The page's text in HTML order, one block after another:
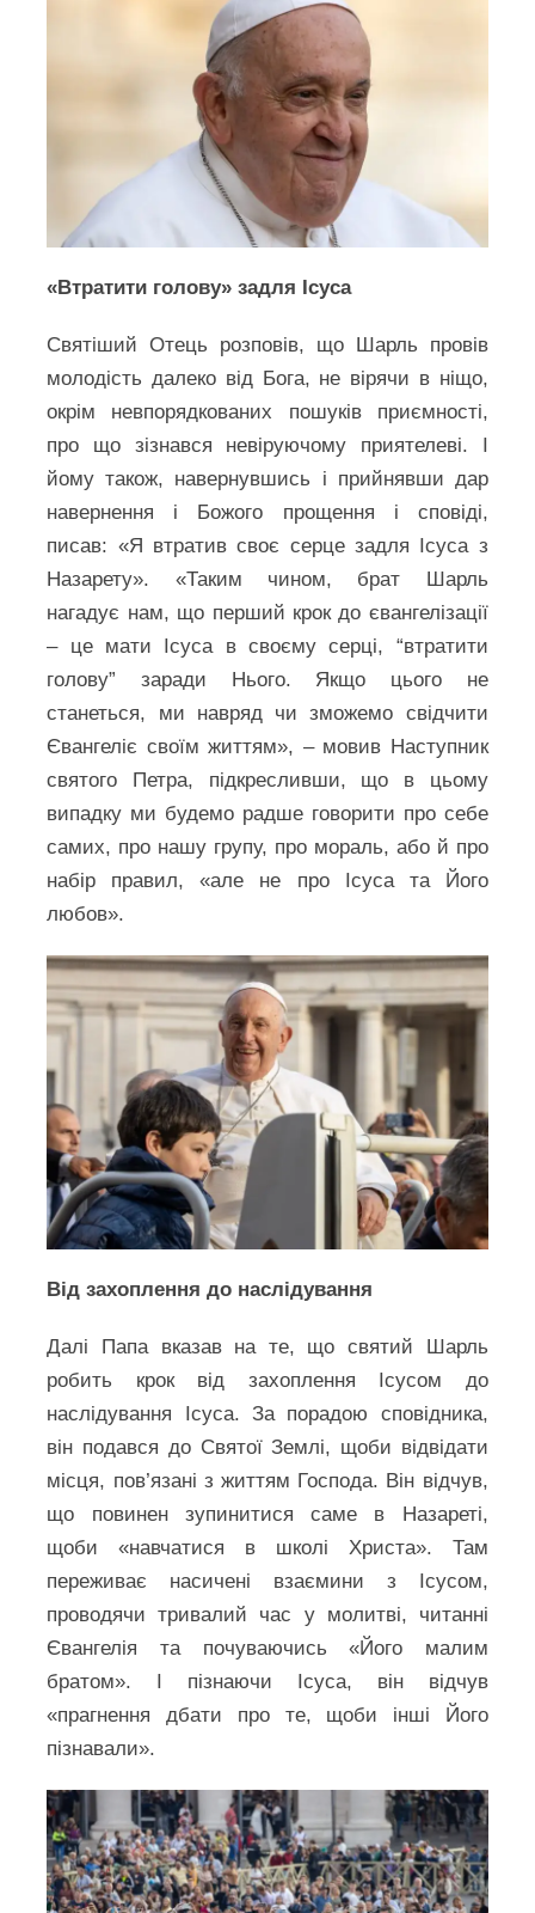
«Втратити голову» задля Ісуса
Святіший Отець розповів, що Шарль провів
молодість далеко від Бога, не вірячи в ніщо,
окрім невпорядкованих пошуків приємності,
про що зізнався невіруючому приятелеві. І
йому також, навернувшись і прийнявши дар
навернення і Божого прощення і сповіді,
писав: «Я втратив своє серце задля Ісуса з
Назарету». «Таким чином, брат Шарль
нагадує нам, що перший крок до євангелізації
– це мати Ісуса в своєму серці, “втратити
голову” заради Нього. Якщо цього не
станеться, ми навряд чи зможемо свідчити
Євангеліє своїм життям», – мовив Наступник
святого Петра, підкресливши, що в цьому
випадку ми будемо радше говорити про себе
самих, про нашу групу, про мораль, або й про
набір правил, «але не про Ісуса та Його
любов».
Від захоплення до наслідування
Далі Папа вказав на те, що святий Шарль
робить крок від захоплення Ісусом до
наслідування Ісуса. За порадою сповідника,
він подався до Святої Землі, щоби відвідати
місця, пов’язані з життям Господа. Він відчув,
що повинен зупинитися саме в Назареті,
щоби «навчатися в школі Христа». Там
переживає насичені взаємини з Ісусом,
проводячи тривалий час у молитві, читанні
Євангелія та почуваючись «Його малим
братом». І пізнаючи Ісуса, він відчув
«прагнення дбати про те, щоби інші Його
пізнавали».